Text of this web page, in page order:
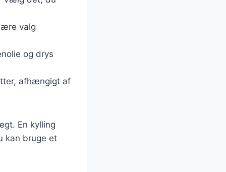
valg
og drys
afhængigt af
En kylling
kan bruge et